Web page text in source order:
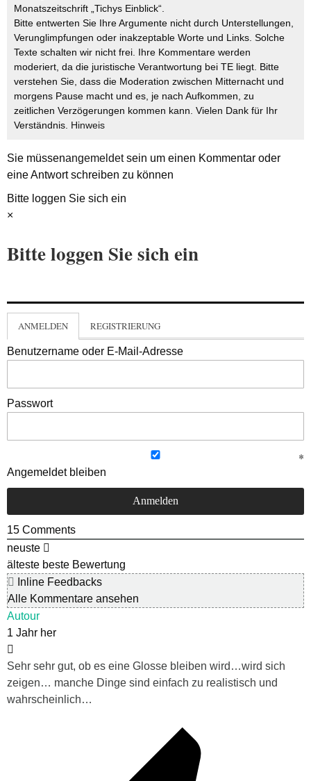
Monatszeitschrift „Tichys Einblick“.
Bitte entwerten Sie Ihre Argumente nicht durch Unterstellungen,
Verunglimpfungen oder inakzeptable Worte und Links. Solche
Texte schalten wir nicht frei. Ihre Kommentare werden
moderiert, da die juristische Verantwortung bei TE liegt. Bitte
verstehen Sie, dass die Moderation zwischen Mitternacht und
morgens Pause macht und es, je nach Aufkommen, zu
zeitlichen Verzögerungen kommen kann. Vielen Dank für Ihr
Verständnis. Hinweis
Sie müssenangemeldetsein um einen Kommentar oder
eine Antwort schreiben zu können
Bitte loggen Sie sich ein
×
Bitte loggen Sie sich ein
ANMELDEN REGISTRIERUNG
Benutzername oder E-Mail-Adresse
Passwort
Angemeldet bleiben
15 Comments
neuste
älteste beste Bewertung
Inline Feedbacks
Alle Kommentare ansehen
Autour
1 Jahr her
Sehr sehr gut, ob es eine Glosse bleiben wird…wird sich
zeigen… manche Dinge sind einfach zu realistisch und
wahrscheinlich…